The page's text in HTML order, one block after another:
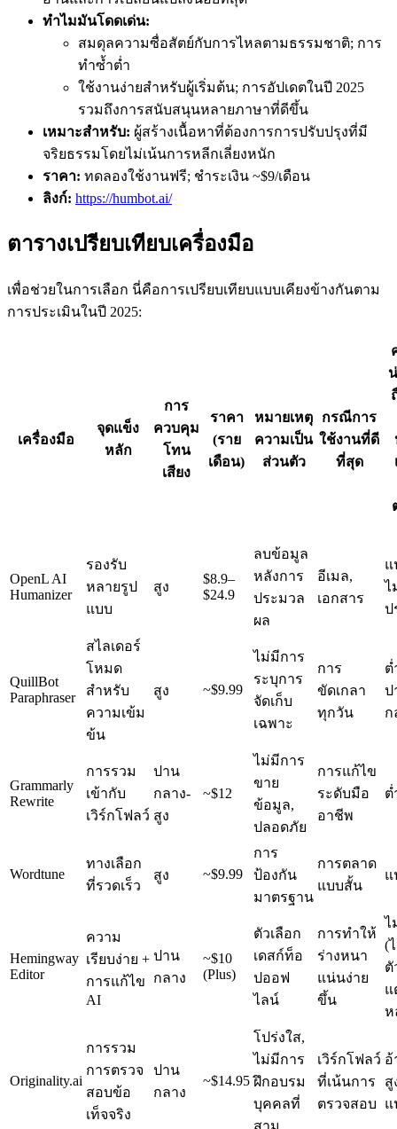
ทำไมมันโดดเด่น:
สมดุลความซื่อสัตย์กับการไหลตามธรรมชาติ; การ
ทำซ้ำต่ำ
ใช้งานง่ายสำหรับผู้เริ่มต้น; การอัปเดตในปี 2025
รวมถึงการสนับสนุนหลายภาษาที่ดีขึ้น
เหมาะสำหรับ: ผู้สร้างเนื้อหาที่ต้องการการปรับปรุงที่มี
จริยธรรมโดยไม่เน้นการหลีกเลี่ยงหนัก
ราคา: ทดลองใช้งานฟรี; ชำระเงิน ~$9/เดือน
ลิงก์: https://humbot.ai/
ตารางเปรียบเทียบเครื่องมือ
เพื่อช่วยในการเลือก นี่คือการเปรียบเทียบแบบเคียงข้างกันตาม
การประเมินในปี 2025:
เครื่องมือ
จุดแข็ง
หลัก
การ
ควบคุม
โทน
เสียง
ราคา
(ราย
เดือน)
หมายเหตุ
ความเป็น
ส่วนตัว
กรณีการ
ใช้งานที่ดี
ที่สุด
OpenL AI
Humanizer
รองรับ
หลายรูป
แบบ
สูง
$8.9–
$24.9
ลบข้อมูล
หลังการ
ประมวล
ผล
อีเมล,
เอกสาร
แ
ไ
ป
QuillBot
Paraphraser
สไลเดอร์
โหมด
สำหรับ
ความเข้ม
ข้น
สูง ~$9.99
ไม่มีการ
ระบุการ
จัดเก็บ
เฉพาะ
การ
ขัดเกลา
ทุกวัน
ต่
ป
ก
Grammarly
Rewrite
การรวม
เข้ากับ
เวิร์กโฟลว์
ปาน
กลาง-
สูง
~$12
ไม่มีการ
ขาย
ข้อมูล,
ปลอดภัย
การแก้ไข
ระดับมือ
อาชีพ
ต่
Wordtune
ทางเลือก
ที่รวดเร็ว
สูง ~$9.99
การ
ป้องกัน
มาตรฐาน
การตลาด
แบบสั้น
แ
Hemingway
Editor
ความ
เรียบง่าย +
การแก้ไข
AI
ปาน
กลาง
~$10
(Plus)
ตัวเลือก
เดสก์ท็อ
ปออฟ
ไลน์
การทำให้
ร่างหนา
แน่นง่าย
ขึ้น
ไ
(
ตั
แ
ห
Originality.ai
การรวม
การตรวจ
สอบข้อ
เท็จจริง
ปาน
กลาง
~$14.95
โปร่งใส,
ไม่มีการ
ฝึกอบรม
บุคคลที่
เวิร์กโฟลว์
ที่เน้นการ
ตรวจสอบ
อ้
สู
แ